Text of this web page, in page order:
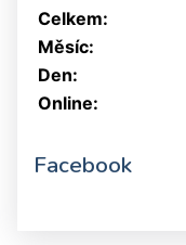
Online:
Celkem:
Měsíc:
Den:
Facebook